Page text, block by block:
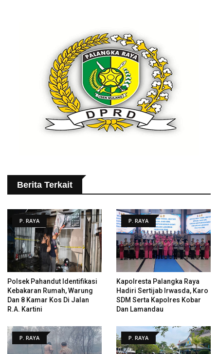
Berita Terkait
P. RAYA
Polsek Pahandut Identifikasi
Kebakaran Rumah, Warung
Dan 8 Kamar Kos Di Jalan
R.A. Kartini
P. RAYA
Kapolresta Palangka Raya
Hadiri Sertijab Irwasda, Karo
SDM Serta Kapolres Kobar
Dan Lamandau
P. RAYA P. RAYA